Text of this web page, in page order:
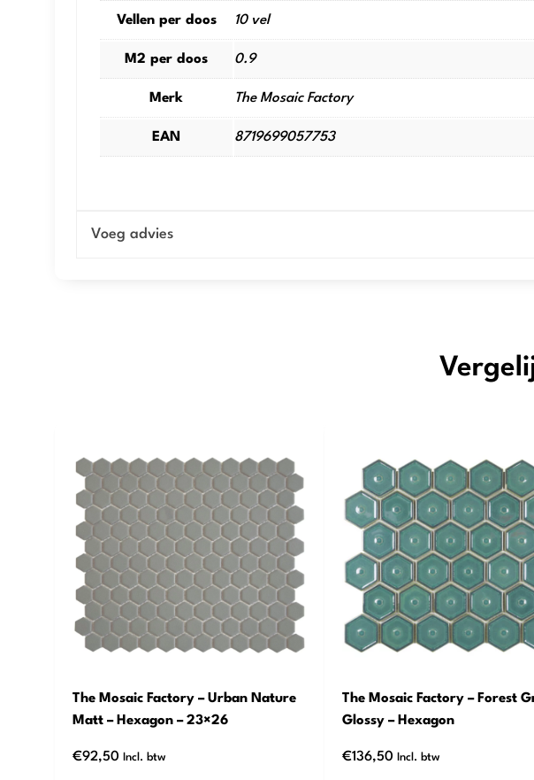
Vellen per doos 10 vel
M2 per doos 0.9
Merk The Mosaic Factory
EAN 8719699057753
Voeg advies
The Mosaic Factory – Urban Nature
Matt – Hexagon – 23×26
€92,50 Incl. btw
The Mosaic Factory – Forest
Glossy – Hexagon
€136,50 Incl. btw